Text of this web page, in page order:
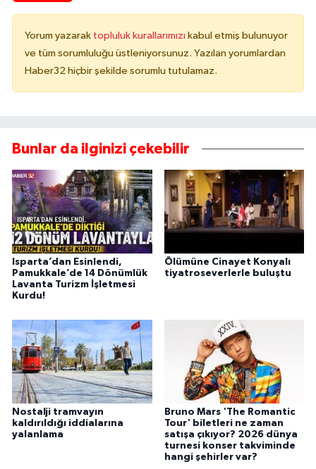
Yorum yazarak topluluk kurallarımızı kabul etmiş bulunuyor
ve tüm sorumluluğu üstleniyorsunuz. Yazılan yorumlardan
Haber32 hiçbir şekilde sorumlu tutulamaz.
Bunlar da ilginizi çekebilir
Isparta’dan Esinlendi,
Pamukkale’de 14 Dönümlük
Lavanta Turizm İşletmesi
Kurdu!
Ölümüne Cinayet Konyalı
tiyatroseverlerle buluştu
Nostalji tramvayın
kaldırıldığı iddialarına
yalanlama
Bruno Mars 'The Romantic
Tour' biletleri ne zaman
satışa çıkıyor? 2026 dünya
turnesi konser takviminde
hangi şehirler var?